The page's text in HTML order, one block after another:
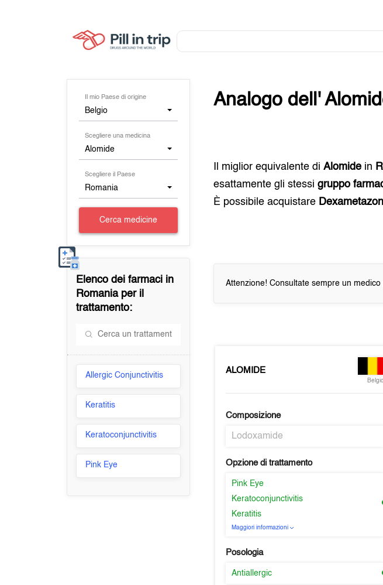
Il mio Paese di origine
Belgio
Scegliere una medicina
Alomide
Scegliere il Paese
Romania
Cerca medicine
Elenco dei farmaci in
Romaniaper il
trattamento:
Allergic Conjunctivitis
Keratitis
Keratoconjunctivitis
Pink Eye
Analogo dell'
Il miglior equivalente diAlomide in
esattamente gli stessi gruppo
È possibile acquistare
Attenzione! Consultate sempre un
ALOMIDE
Belgio
Composizione
Lodoxamide
Opzione di trattamento
Pink Eye
Keratoconjunctivitis
Keratitis
Maggiori informazioni
Posologia
Antiallergic